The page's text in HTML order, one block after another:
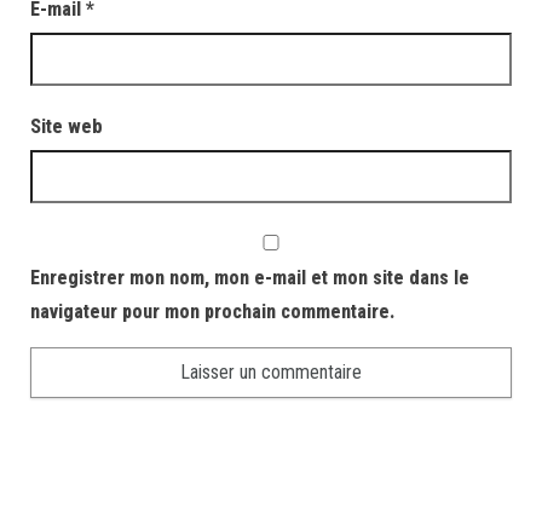
E-mail *
Site web
Enregistrer mon nom, mon e-mail et mon site dans le
navigateur pour mon prochain commentaire.